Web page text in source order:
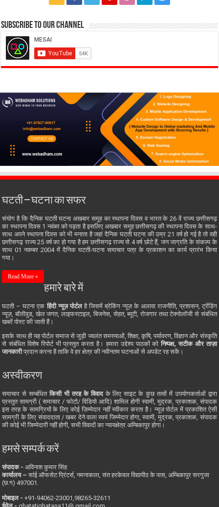
Subscribe to our Channel
घटती – घटना का सफर
संयोग है कि दैनिक घटती घटना अखबार समूह का स्थापना दिवस व भारत के 26 वें राज्य छत्तीसगढ़
का स्थापना दिवस 1 नवंबर को पड़ता है इसलिए अखबार समूह छत्तीसगढ़ की स्थापना दिवस के साथ-
साथ अपने स्थापना दिवस को भी मनाता है जहां दैनिक घटती घटना की उम्र 21 वर्ष हो गई है तो वही
छत्तीसगढ़ राज्य 25 वर्ष का हो गया है हम छत्तीसगढ़ राज्य से 4 वर्ष छोटे हैं, जन जाग्रति के संकल्प के
साथ 01 नवम्बर 2004 में दैनिक घटती-घटना समाचार पत्र के प्रकाशन का कार्य प्रारंभ किया
गया।
Read More »
हमारे बारे में
घटती – घटना एक हिंदी न्यूज़ पोर्टलहै जिसमें ब्रेकिंग न्यूज़ के अलावा राजनीति, प्रशासन, ट्रेंडिंग
न्यूज़, बॉलीवुड, खेल जगत, लाइफस्टाइल, बिजनेस, सेहत, ब्यूटी, रोजगार तथा टेक्नोलॉजी से संबंधित
खबरें पोस्ट की जाती हैं।
इसके साथ ही यह पोर्टल समाज से जुड़ी ज्वलंत समस्याओं, शिक्षा, कृषि, पर्यावरण, विज्ञान और संस्कृति
से संबंधित विशेष रिपोर्ट भी प्रस्तुत करता है। हमारा उद्देश्य पाठकों कोनिष्पक्ष, सटीक और ताज़ा
जानकारीप्रदान करना है ताकि वे हर क्षेत्र की नवीनतम घटनाओं से अपडेट रह सकें।
अस्वीकरण
समाचार से सम्बंधितकिसी भी तरह के विवादके लिए साइट के कुछ तत्वों में उपयोगकर्ताओं द्वारा
प्रस्तुत सामग्री ( समाचार / फोटो/ विडियो आदि) शामिल होगी स्वामी, मुद्रक, प्रकाशक, संपादक
इस तरह के सामग्रियों के लिए कोई ज़िम्मेदार नहीं स्वीकार करता है। न्यूज़ पोर्टल में प्रकाशित ऐसी
सामग्री के लिए संवाददाता / खबर देने वाला स्वयं जिम्मेदार होगा, स्वामी, मुद्रक, प्रकाशक, संपादक
की कोई भी जिम्मेदारी नहीं होगी, सभी विवादों का न्यायक्षेत्र अम्बिकापुर होगा।
हमसे सम्पर्क करें
संपादक -अविनाश कुमार सिंह
कार्यालय –सांई ऑफसेट प्रिंटर्स, नमनाकला, संत हरकेवल विद्यापीठ के पास, अम्बिकापुर सरगुजा
(छ.ग) 497001.
मोबाइल - ‪+91-94062-23001‬,98265-32611